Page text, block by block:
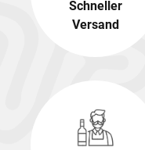
Schneller
Versand